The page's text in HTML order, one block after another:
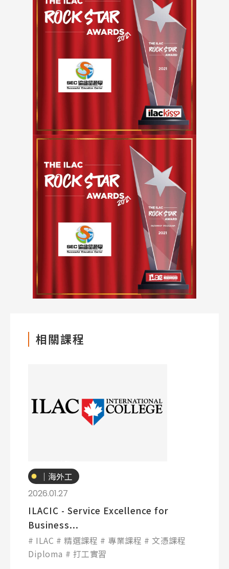
Latest News
Promotion
Program 課程選擇
SEC 知識庫
相關課程
｜海外工
讀
2026.01.27
ILACIC - Service Excellence for
Business...
ILAC 精選課程 專業課程
文憑課程
Diploma
打工實習